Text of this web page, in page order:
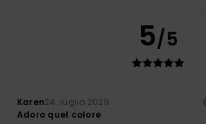
5/5
Karen24. luglio 2026
Adoro quel colore